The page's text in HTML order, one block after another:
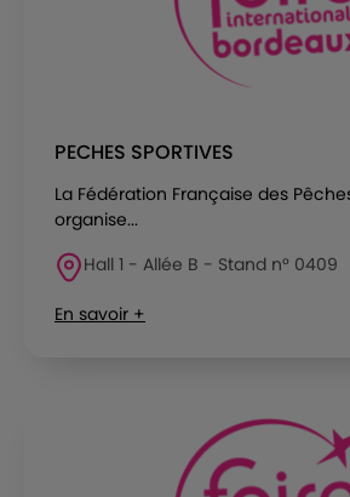
PECHES SPORTIVES
La Fédération Française des
organise...
Hall 1 - Allée B - Stand n° 0409
En savoir +